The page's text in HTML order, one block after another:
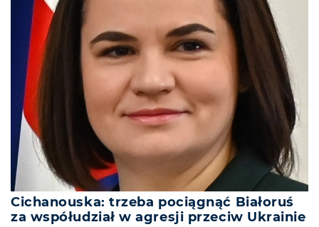
Cichanouska: trzeba pociągnąć Białoruś
za współudział w agresji przeciw Ukrainie